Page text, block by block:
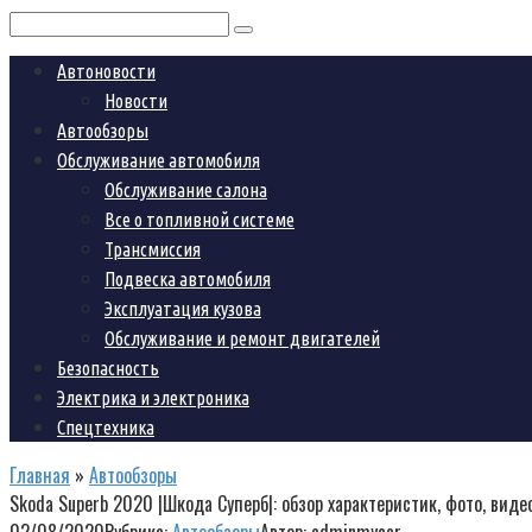
Поиск:
Автоновости
Новости
Автообзоры
Обслуживание автомобиля
Обслуживание салона
Все о топливной системе
Трансмиссия
Подвеска автомобиля
Эксплуатация кузова
Обслуживание и ремонт двигателей
Безопасность
Электрика и электроника
Спецтехника
Главная » Автообзоры
Skoda Superb 2020 |Шкода Суперб|: обзор характеристик, фото,